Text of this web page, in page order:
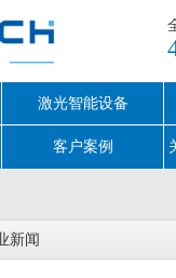
激光智能设备
客户案例
新闻